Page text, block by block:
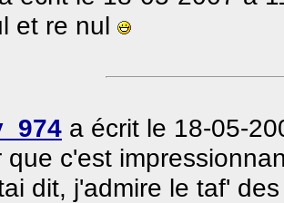
et re nul
a écrit le 18-05-
que c'est
dit, j'admire le taf'